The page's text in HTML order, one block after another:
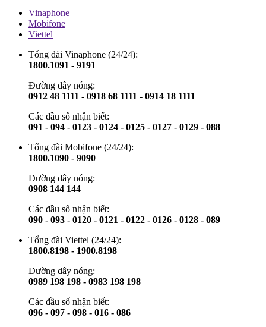
Vinaphone
Mobifone
Viettel
Tổng đài Vinaphone (24/24):
1800.1091 - 9191
Đường dây nóng:
0912 48 1111 - 0918 68 1111 - 0914 18 1111
Các đầu số nhận biết:
091 - 094 - 0123 - 0124 - 0125 - 0127 - 0129 - 088
Tổng đài Mobifone (24/24):
1800.1090 - 9090
Đường dây nóng:
0908 144 144
Các đầu số nhận biết:
090 - 093 - 0120 - 0121 - 0122 - 0126 - 0128 - 089
Tổng đài Viettel (24/24):
1800.8198 - 1900.8198
Đường dây nóng:
0989 198 198 - 0983 198 198
Các đầu số nhận biết:
096 - 097 - 098 - 016 - 086